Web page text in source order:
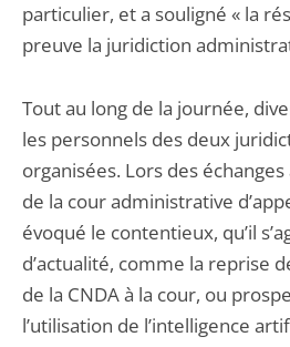
particulier, et a souligné « la
preuve la juridiction
Tout au long de la journée,
les personnels des deux
organisées. Lors des
de la cour administrative
évoqué le contentieux, qu’il
d’actualité, comme la reprise
de la CNDA à la cour, ou
l’utilisation de l’intelligence